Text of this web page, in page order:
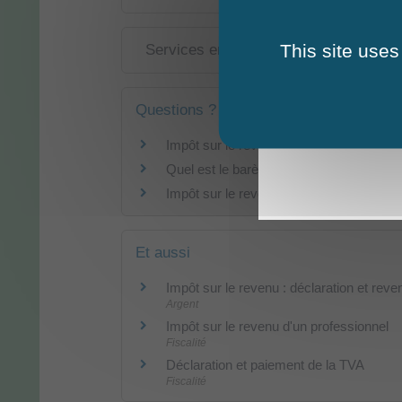
Services en ligne et formulaires
Questions ? Réponses !
Impôt sur le revenu : qui est imposable ?
Quel est le barème de l'impôt sur le
Impôt sur le revenu : faut-il déclarer les
Et aussi
Impôt sur le revenu : déclaration et
Argent
Impôt sur le revenu d'un professionnel
Fiscalité
Déclaration et paiement de la TVA
Fiscalité
This site